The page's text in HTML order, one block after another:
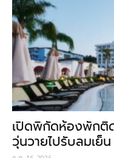
เปิดพิกัดห้องพักติ
วุ่นวายไปรับลมเย็